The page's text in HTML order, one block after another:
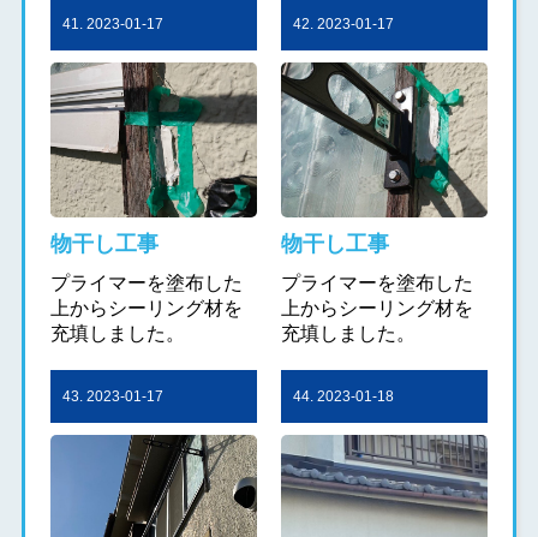
41. 2023-01-17
物干し工事
プライマーを塗布した
上からシーリング材を
充填しました。
42. 2023-01-17
物干し工事
プライマーを塗布した
上からシーリング材を
充填しました。
43. 2023-01-17 44. 2023-01-18